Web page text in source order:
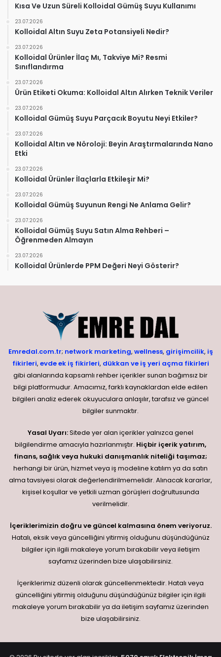
Kısa Ve Uzun Süreli Kolloidal Gümüş Suyu Kullanımı
23.07.2026
Kolloidal Altın Suyu Zeta Potansiyeli Nedir?
23.07.2026
Kolloidal Ürünler İlaç Mı, Takviye Mi? Resmi
Sınıflandırma
23.07.2026
Ürün Etiketi Okuma: Kolloidal Altın Alırken Teknik Veriler
23.07.2026
Kolloidal Gümüş Suyu Parçacık Boyutu Neyi Etkiler?
23.07.2026
Kolloidal Altın ve Nöroloji: Beyin Araştırmalarında Nano
Etki
23.07.2026
Kolloidal Ürünler İlaçlarla Etkileşir Mi?
23.07.2026
Kolloidal Gümüş Suyunun Rengi Ne Anlama Gelir?
23.07.2026
Kolloidal Gümüş Suyu Satın Alma Rehberi –
Öğrenmeden Almayın
23.07.2026
Kolloidal Ürünlerde PPM Değeri Neyi Gösterir?
Emredal.com.tr; network marketing, wellness, girişimcilik, iş
fikirleri, evde ek iş fikirleri, dükkan ve iş yeri açma fikirleri
gibi alanlarında kapsamlı rehber içerikler sunan bağımsız bir
bilgi platformudur. Amacımız, farklı kaynaklardan elde edilen
bilgileri analiz ederek okuyuculara anlaşılır, tarafsız ve güncel
bilgiler sunmaktır.
Yasal Uyarı:Sitede yer alan içerikler yalnızca genel
bilgilendirme amacıyla hazırlanmıştır. Hiçbir içerik yatırım,
finans, sağlık veya hukuki danışmanlık niteliği taşımaz;
herhangi bir ürün, hizmet veya iş modeline katılım ya da satın
alma tavsiyesi olarak değerlendirilmemelidir. Alınacak kararlar,
kişisel koşullar ve yetkili uzman görüşleri doğrultusunda
verilmelidir.
İçeriklerimizin doğru ve güncel kalmasına önem veriyoruz.
Hatalı, eksik veya güncelliğini yitirmiş olduğunu düşündüğünüz
bilgiler için ilgili makaleye yorum bırakabilir veya iletişim
sayfamız üzerinden bize ulaşabilirsiniz.
İçeriklerimiz düzenli olarak güncellenmektedir. Hatalı veya
güncelliğini yitirmiş olduğunu düşündüğünüz bilgiler için ilgili
makaleye yorum bırakabilir ya da iletişim sayfamız üzerinden
bize ulaşabilirsiniz.